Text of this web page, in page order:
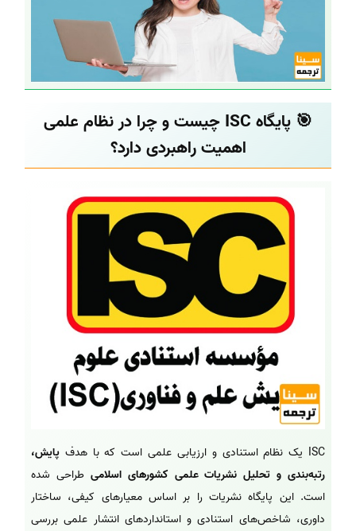
🎯 پایگاه ISC چیست و چرا در نظام علمی
اهمیت راهبردی دارد؟
ISC یک نظام استنادی و ارزیابی علمی است که با هدف
پایش،
رتبه‌بندی و تحلیل نشریات علمی کشورهای اسلامی طراحی شده
است. این پایگاه نشریات را بر اساس معیارهای کیفی، ساختار
داوری، شاخص‌های استنادی و استانداردهای انتشار علمی بررسی